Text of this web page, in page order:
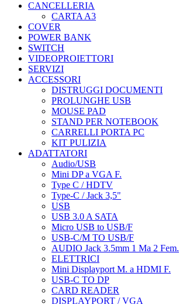
CANCELLERIA
CARTA A3
COVER
POWER BANK
SWITCH
VIDEOPROIETTORI
SERVIZI
ACCESSORI
DISTRUGGI DOCUMENTI
PROLUNGHE USB
MOUSE PAD
STAND PER NOTEBOOK
CARRELLI PORTA PC
KIT PULIZIA
ADATTATORI
Audio/USB
Mini DP a VGA F.
Type C / HDTV
Type-C / Jack 3,5"
USB
USB 3.0 A SATA
Micro USB to USB/F
USB-C/M TO USB/F
AUDIO Jack 3.5mm 1 Ma 2 Fem.
ELETTRICI
Mini Displayport M. a HDMI F.
USB-C TO DP
CARD READER
DISPLAYPORT / VGA